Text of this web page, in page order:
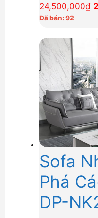
24,500,000₫
Đã bán: 92
Sofa
Phá
DP-